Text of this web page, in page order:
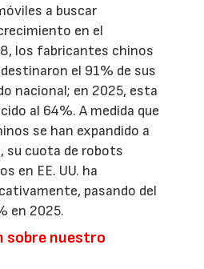
a buscar
en el
los fabricantes chinos
el 91% de sus
nacional; en 2025, esta
al 64%. A medida que
se han expandido a
su cuota de robots
en EE. UU. ha
pasando del
en 2025.
sobre nuestro